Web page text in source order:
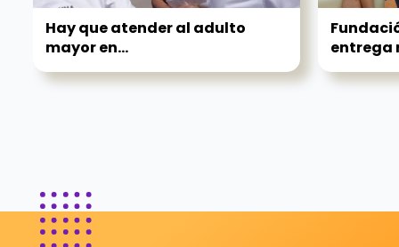
Hay que atender al adulto
mayor en...
entrega